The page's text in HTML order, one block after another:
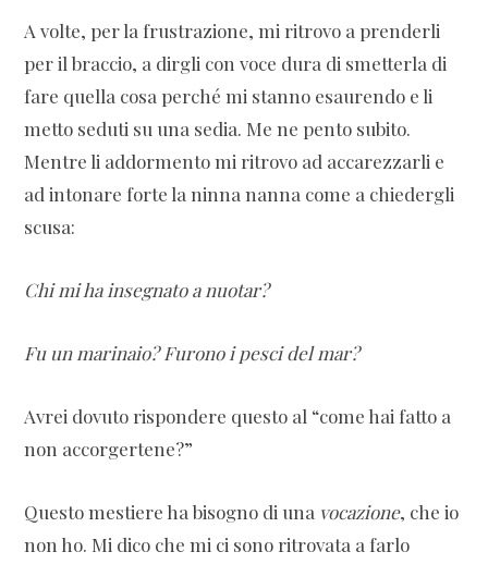
A volte, per la frustrazione, mi ritrovo a prenderli
per il braccio, a dirgli con voce dura di smetterla di
fare quella cosa perché mi stanno esaurendo e li
metto seduti su una sedia. Me ne pento subito.
Mentre li addormento mi ritrovo ad accarezzarli e
ad intonare forte la ninna nanna come a chiedergli
scusa:
Chi mi ha insegnato a nuotar?
Fu un marinaio? Furono i pesci del mar?
Avrei dovuto rispondere questo al “come hai fatto a
non accorgertene?”
Questo mestiere ha bisogno di una vocazione, che io
non ho. Mi dico che mi ci sono ritrovata a farlo